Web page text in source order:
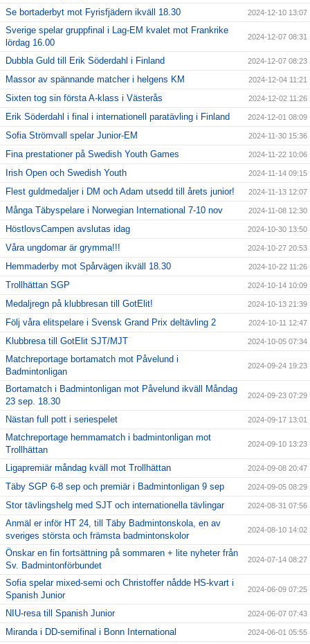
Se bortaderbyt mot Fyrisfjädern ikväll 18.30 2024-12-10 13:07
Sverige spelar gruppfinal i Lag-EM kvalet mot Frankrike
lördag 16.00
2024-12-07 08:31
Dubbla Guld till Erik Söderdahl i Finland 2024-12-07 08:23
Massor av spännande matcher i helgens KM 2024-12-04 11:21
Sixten tog sin första A-klass i Västerås 2024-12-02 11:26
Erik Söderdahl i final i internationell paratävling i Finland 2024-12-01 08:09
Sofia Strömvall spelar Junior-EM 2024-11-30 15:36
Fina prestationer på Swedish Youth Games 2024-11-22 10:06
Irish Open och Swedish Youth 2024-11-14 09:15
Flest guldmedaljer i DM och Adam utsedd till årets junior! 2024-11-13 12:07
Många Täbyspelare i Norwegian International 7-10 nov 2024-11-08 12:30
HöstlovsCampen avslutas idag 2024-10-30 13:50
Våra ungdomar är grymma!!! 2024-10-27 20:53
Hemmaderby mot Spårvägen ikväll 18.30 2024-10-22 11:26
Trollhättan SGP 2024-10-14 10:09
Medaljregn på klubbresan till GotElit! 2024-10-13 21:39
Följ våra elitspelare i Svensk Grand Prix deltävling 2 2024-10-11 12:47
Klubbresa till GotElit SJT/MJT 2024-10-05 07:34
Matchreportage bortamatch mot Påvelund i
Badmintonligan
2024-09-24 19:23
Bortamatch i Badmintonligan mot Påvelund ikväll Måndag
23 sep. 18.30
2024-09-23 07:29
Nästan full pott i seriespelet 2024-09-17 13:01
Matchreportage hemmamatch i badmintonligan mot
Trollhättan
2024-09-10 13:23
Ligapremiär måndag kväll mot Trollhättan 2024-09-08 20:47
Täby SGP 6-8 sep och premiär i Badmintonligan 9 sep 2024-09-05 08:29
Stor tävlingshelg med SJT och internationella tävlingar 2024-08-31 07:56
Anmäl er inför HT 24, till Täby Badmintonskola, en av
sveriges största och främsta badmintonskolor
2024-08-10 14:02
Önskar en fin fortsättning på sommaren + lite nyheter från
Sv. Badmintonförbundet
2024-07-14 08:27
Sofia spelar mixed-semi och Christoffer nådde HS-kvart i
Spanish Junior
2024-06-09 07:25
NIU-resa till Spanish Junior 2024-06-07 07:43
Miranda i DD-semifinal i Bonn International 2024-06-01 05:55